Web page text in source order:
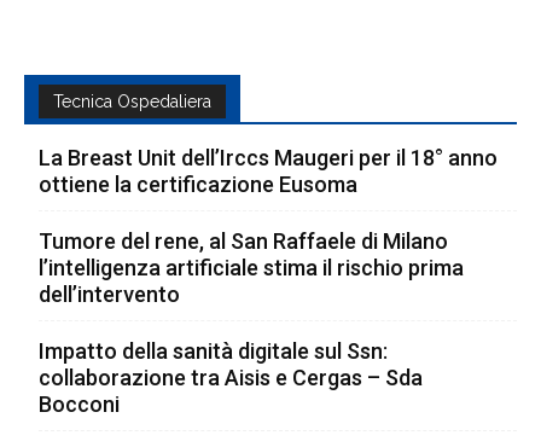
Tecnica Ospedaliera
La Breast Unit dell’Irccs Maugeri per il 18° anno
ottiene la certificazione Eusoma
Tumore del rene, al San Raffaele di Milano
l’intelligenza artificiale stima il rischio prima
dell’intervento
Impatto della sanità digitale sul Ssn:
collaborazione tra Aisis e Cergas – Sda
Bocconi